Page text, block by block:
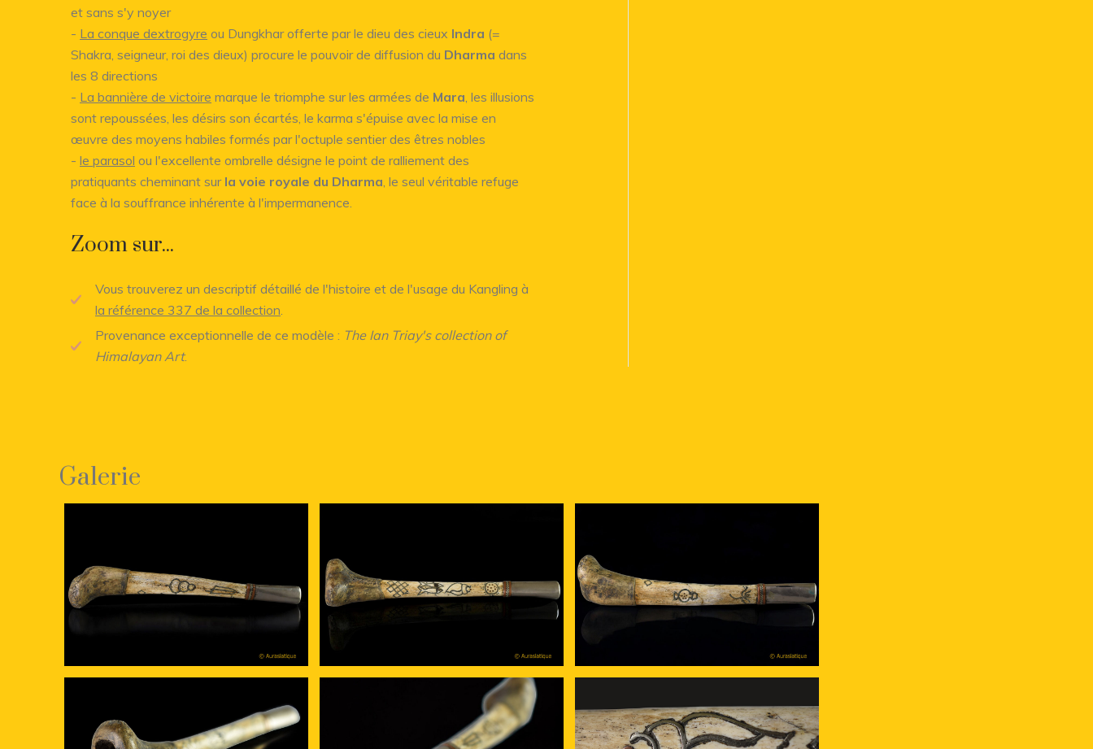
et sans s'y noyer
- La conque dextrogyre ou Dungkhar offerte par le dieu des cieux Indra (=
Shakra, seigneur, roi des dieux) procure le pouvoir de diffusion du Dharma dans
les 8 directions
- La bannière de victoire marque le triomphe sur les armées de Mara , les illusions
sont repoussées, les désirs son écartés, le karma s'épuise avec la mise en
œuvre des moyens habiles formés par l'octuple sentier des êtres nobles
- le parasol ou l'excellente ombrelle désigne le point de ralliement des
pratiquants cheminant sur la voie royale du Dharma , le seul véritable refuge
face à la souffrance inhérente à l'impermanence.
Zoom sur...
Vous trouverez un descriptif détaillé de l'histoire et de l'usage du Kangling à
la référence 337 de la collection
Provenance exceptionnelle de ce modèle : The Ian Triay's collection of
Himalayan Art.
Galerie